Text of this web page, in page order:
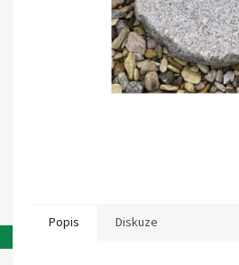
Popis Diskuze